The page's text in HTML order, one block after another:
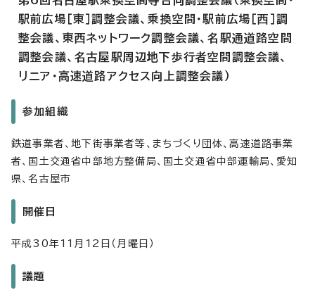
駅前広場［東］調整会議、乗換空間・駅前広場［西］調
整会議、東西ネットワーク調整会議、名駅通道路空間
調整会議、名古屋駅周辺地下歩行者空間調整会議、
リニア・高速道路アクセス向上調整会議）
参加組織
鉄道事業者、地下街事業者等、まちづくり団体、高速道路事業
者、国土交通省中部地方整備局、国土交通省中部運輸局、愛知
県、名古屋市
開催日
平成30年11月12日（月曜日）
議題